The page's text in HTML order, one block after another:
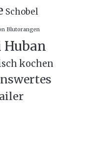
Schobel
Blutorangen
Huban
kochen